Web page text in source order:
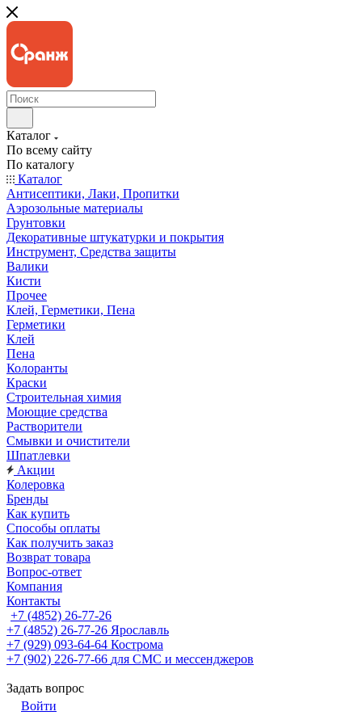
Каталог
По всему сайту
По каталогу
Каталог
Антисептики, Лаки, Пропитки
Аэрозольные материалы
Грунтовки
Декоративные штукатурки и покрытия
Инструмент, Средства защиты
Валики
Кисти
Прочее
Клей, Герметики, Пена
Герметики
Клей
Пена
Колоранты
Краски
Строительная химия
Моющие средства
Растворители
Смывки и очистители
Шпатлевки
Акции
Колеровка
Бренды
Как купить
Способы оплаты
Как получить заказ
Возврат товара
Вопрос-ответ
Компания
Контакты
+7 (4852) 26-77-26
+7 (4852) 26-77-26 Ярославль
+7 (929) 093-64-64 Кострома
+7 (902) 226-77-66 для СМС и мессенджеров
Задать вопрос
Войти